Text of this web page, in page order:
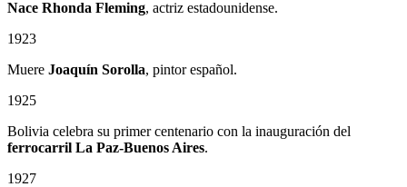
Nace Rhonda Fleming, actriz estadounidense.
1923
Muere Joaquín Sorolla, pintor español.
1925
Bolivia celebra su primer centenario con la inauguración del
ferrocarril La Paz-Buenos Aires.
1927